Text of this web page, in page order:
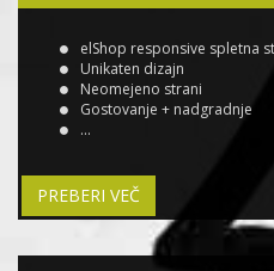
elShop responsive spletna
Unikaten dizajn
Neomejeno strani
Gostovanje + nadgradnje
...
PREBERI VEČ